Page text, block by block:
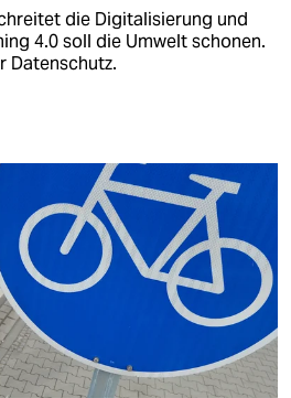
die Digitalisierung und
4.0 soll die Umwelt schonen.
Datenschutz.